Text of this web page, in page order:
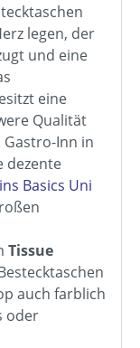
legen, der
und eine
eine
Qualität
Gastro-Inn in
dezente
Basics Uni
Tissue
auch farblich
oder